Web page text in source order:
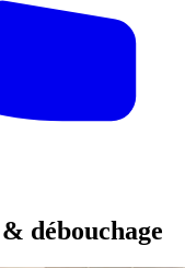
débouchage